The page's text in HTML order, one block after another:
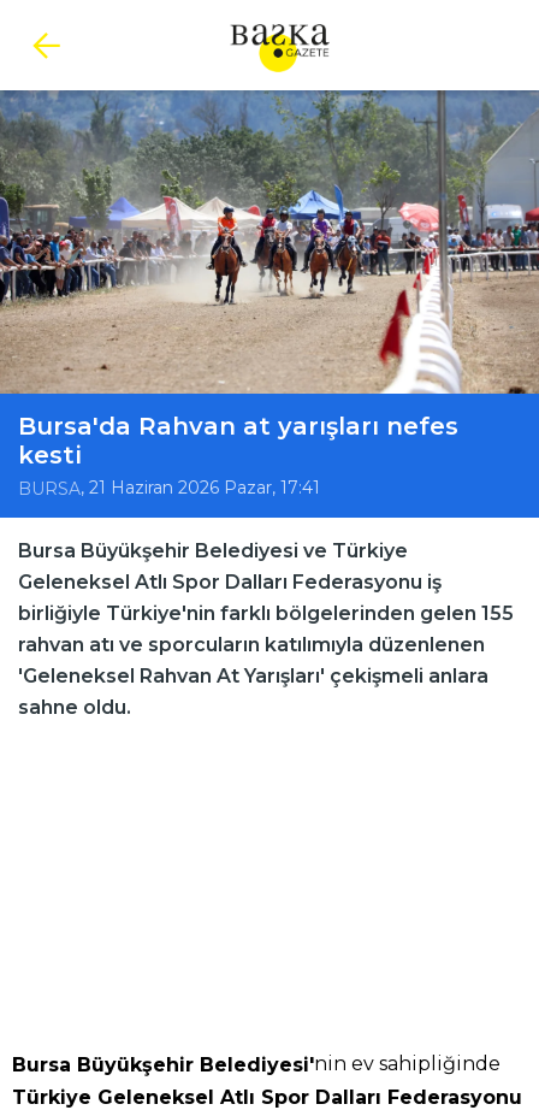
Bursa'da Rahvan at yarışları nefes
kesti
BURSA, 21 Haziran 2026 Pazar, 17:41
Bursa Büyükşehir Belediyesi ve Türkiye
Geleneksel Atlı Spor Dalları Federasyonu iş
birliğiyle Türkiye'nin farklı bölgelerinden gelen 155
rahvan atı ve sporcuların katılımıyla düzenlenen
'Geleneksel Rahvan At Yarışları' çekişmeli anlara
sahne oldu.
Bursa Büyükşehir Belediyesi'nin ev sahipliğinde
Türkiye Geleneksel Atlı Spor Dalları Federasyonu